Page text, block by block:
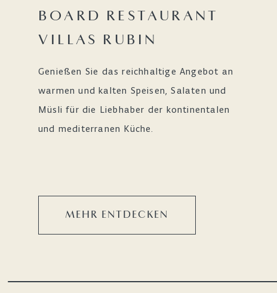
BOARD RESTAURANT
VILLAS RUBIN
Genießen Sie das reichhaltige Angebot an
warmen und kalten Speisen, Salaten und
Müsli für die Liebhaber der kontinentalen
und mediterranen Küche.
MEHR ENTDECKEN